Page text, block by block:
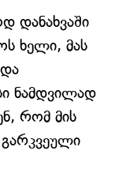
დანახვაში
ხელი, მას
ნამდვილად
რომ მის